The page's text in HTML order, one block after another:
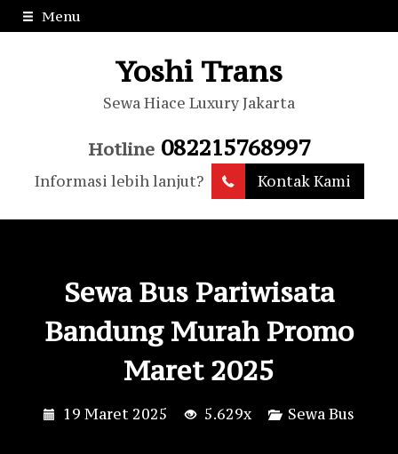
Menu
Yoshi Trans
Sewa Hiace Luxury Jakarta
Hotline 082215768997
Informasi lebih lanjut? Kontak Kami
Sewa Bus Pariwisata
Bandung Murah Promo
Maret 2025
19 Maret 2025 5.629x Sewa Bus